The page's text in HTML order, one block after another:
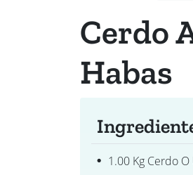
Cerdo
Habas
1.00 Kg Cerdo